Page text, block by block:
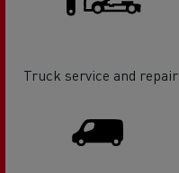
Truck service and repair